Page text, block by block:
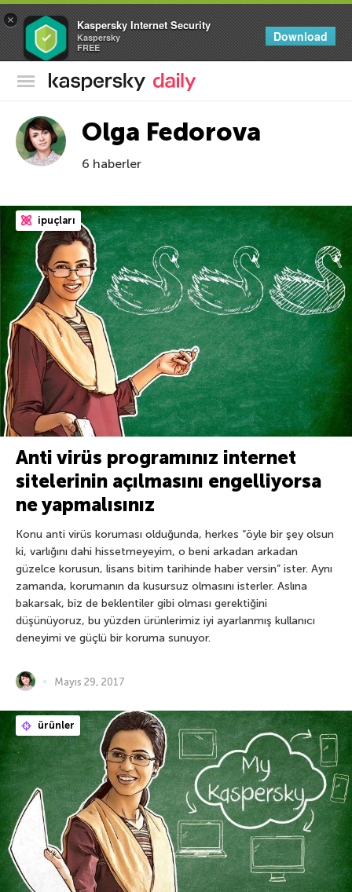
× Kaspersky Internet Security
Kaspersky
FREE
Download
Kaspersky Resmi Blogu
Olga Fedorova
6 haberler
ipuçları
Anti virüs programınız internet
sitelerinin açılmasını engelliyorsa
ne yapmalısınız
Konu anti virüs koruması olduğunda, herkes “öyle bir şey olsun
ki, varlığını dahi hissetmeyeyim, o beni arkadan arkadan
güzelce korusun, lisans bitim tarihinde haber versin” ister. Aynı
zamanda, korumanın da kusursuz olmasını isterler. Aslına
bakarsak, biz de beklentiler gibi olması gerektiğini
düşünüyoruz, bu yüzden ürünlerimiz iyi ayarlanmış kullanıcı
deneyimi ve güçlü bir koruma sunuyor.
Mayıs 29, 2017
ürünler